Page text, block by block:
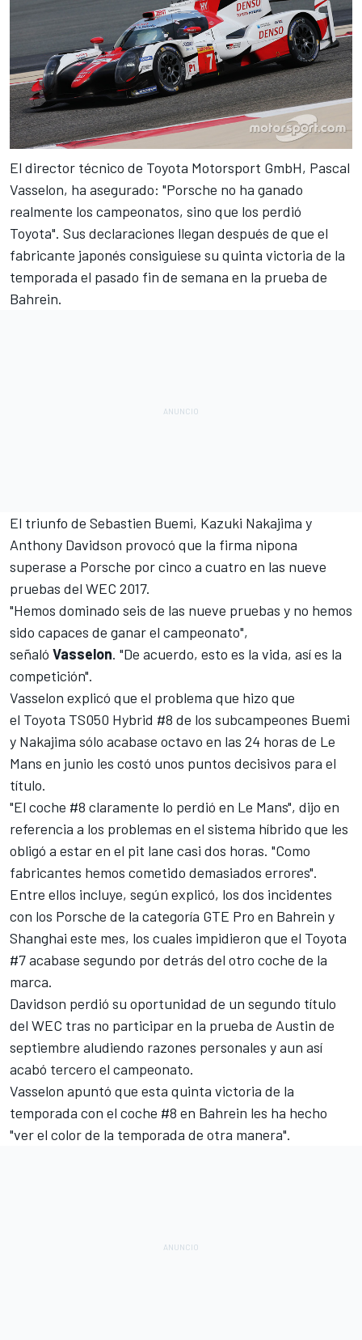
El director técnico de Toyota Motorsport GmbH, Pascal
Vasselon, ha asegurado: "Porsche no ha ganado
realmente los campeonatos, sino que los perdió
Toyota". Sus declaraciones llegan después de que el
fabricante japonés consiguiese su quinta victoria de la
temporada el pasado fin de semana en la prueba de
Bahrein.
El triunfo de Sebastien Buemi, Kazuki Nakajima y
Anthony Davidson provocó que la firma nipona
superase a Porsche por cinco a cuatro en las nueve
pruebas del WEC 2017.
"Hemos dominado seis de las nueve pruebas y no hemos
sido capaces de ganar el campeonato",
señaló Vasselon. "De acuerdo, esto es la vida, así es la
competición".
Vasselon explicó que el problema que hizo que
el Toyota TS050 Hybrid #8 de los subcampeones Buemi
y Nakajima sólo acabase octavo en las 24 horas de Le
Mans en junio les costó unos puntos decisivos para el
título.
"El coche #8 claramente lo perdió en Le Mans", dijo en
referencia a los problemas en el sistema híbrido que les
obligó a estar en el pit lane casi dos horas. "Como
fabricantes hemos cometido demasiados errores".
Entre ellos incluye, según explicó, los dos incidentes
con los Porsche de la categoría GTE Pro en Bahrein y
Shanghai este mes, los cuales impidieron que el Toyota
#7 acabase segundo por detrás del otro coche de la
marca.
Davidson perdió su oportunidad de un segundo título
del WEC tras no participar en la prueba de Austin de
septiembre aludiendo razones personales y aun así
acabó tercero el campeonato.
Vasselon apuntó que esta quinta victoria de la
temporada con el coche #8 en Bahrein les ha hecho
"ver el color de la temporada de otra manera".